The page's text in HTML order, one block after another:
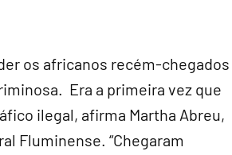
os africanos recém-chegados
Era a primeira vez que
ilegal, afirma Martha Abreu,
Fluminense. “Chegaram